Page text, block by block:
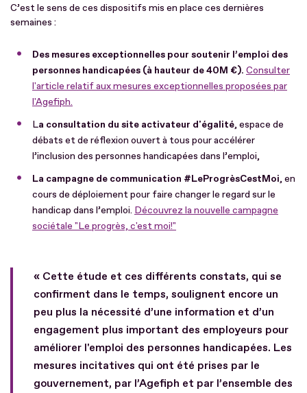
C’est le sens de ces dispositifs mis en place ces dernières
semaines :
Des mesures exceptionnelles pour soutenir l’emploi des
personnes handicapées (à hauteur de 40M €). Consulter
l'article relatif aux mesures exceptionnelles proposées par
l'Agefiph.
La consultation du site activateur d'égalité, espace de
débats et de réflexion ouvert à tous pour accélérer
l’inclusion des personnes handicapées dans l’emploi,
La campagne de communication #LeProgrèsCestMoi, en
cours de déploiement pour faire changer le regard sur le
handicap dans l’emploi. Découvrez la nouvelle campagne
sociétale "Le progrès, c'est moi!"
« Cette étude et ces différents constats, qui se
confirment dans le temps, soulignent encore un
peu plus la nécessité d’une information et d’un
engagement plus important des employeurs pour
améliorer l'emploi des personnes handicapées. Les
mesures incitatives qui ont été prises par le
gouvernement, par l’Agefiph et par l’ensemble des